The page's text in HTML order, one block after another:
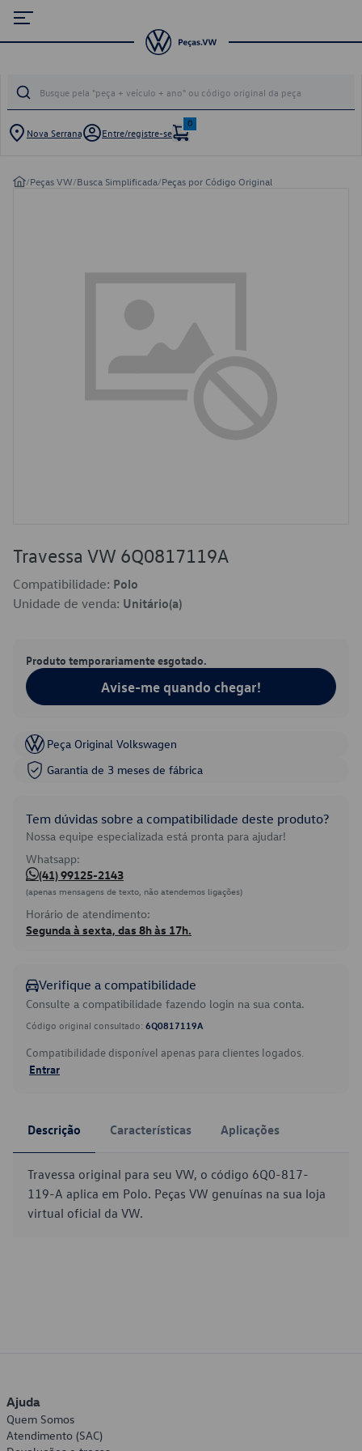
Nova Serrana Entre/registre-se
0
/Peças VW/Busca Simplificada/Peças por Código Original
Travessa VW 6Q0817119A
Compatibilidade: Polo
Unidade de venda: Unitário(a)
Produto temporariamente esgotado.
Avise-me quando chegar!
Peça Original Volkswagen
Garantia de 3 meses de fábrica
Tem dúvidas sobre a compatibilidade deste produto?
Nossa equipe especializada está pronta para ajudar!
Whatsapp:
(41) 99125-2143
(apenas mensagens de texto, não atendemos ligações)
Horário de atendimento:
Segunda à sexta, das 8h às 17h.
Verifique a compatibilidade
Consulte a compatibilidade fazendo login na sua conta.
Código original consultado: 6Q0817119A
Compatibilidade disponível apenas para clientes logados.
Entrar
Descrição Características Aplicações
Travessa original para seu VW, o código 6Q0-817-
119-A aplica em Polo. Peças VW genuínas na sua loja
virtual oficial da VW.
Ajuda
Quem Somos
Atendimento (SAC)